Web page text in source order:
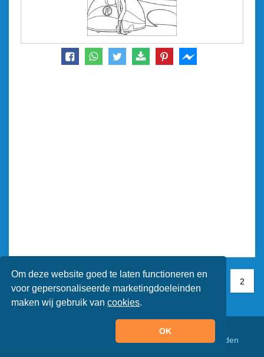
Om deze website goed te laten functioneren en
voor gepersonaliseerde marketingdoeleinden
maken wij gebruik vancookies.
OK
2
© Animaatjes.nl - 2005/2026 - Alle rechten voorbehouden